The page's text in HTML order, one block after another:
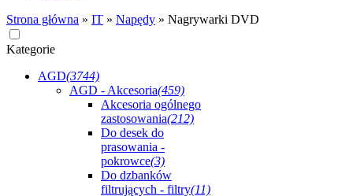
Strona główna » IT » Napędy » Nagrywarki DVD
Kategorie
AGD(3744)
AGD - Akcesoria(459)
Akcesoria ogólnego
zastosowania(212)
Do desek do
prasowania -
pokrowce(3)
Do dzbanków
filtrujących - filtry(11)